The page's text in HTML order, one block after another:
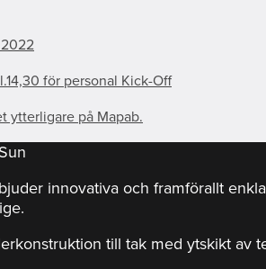
för personal Kick-Off
ytterligare på Mapab.
innovativa och framförallt
till tak med ytskikt av